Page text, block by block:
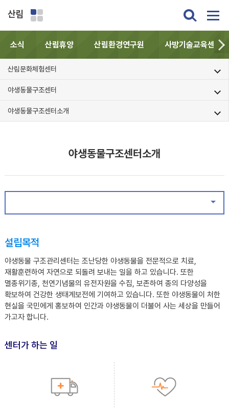
산림
소식 산림휴양 산림환경연구원 사방기술교육센터
산림문화체험센터
야생동물구조센터
야생동물구조센터소개
야생동물구조센터소개
설립목적
야생동물 구조관리센터는 조난당한 야생동물을 전문적으로 치료,
재활훈련하여 자연으로 되돌려 보내는 일을 하고 있습니다. 또한
멸종위기종, 천연기념물의 유전자원을 수집, 보존하여 종의 다양성을
확보하여 건강한 생태계보전에 기여하고 있습니다. 또한 야생동물이 처한
현실을 국민에게 홍보하여 인간과 야생동물이 더불어 사는 세상을 만들어
가고자 합니다.
센터가 하는 일